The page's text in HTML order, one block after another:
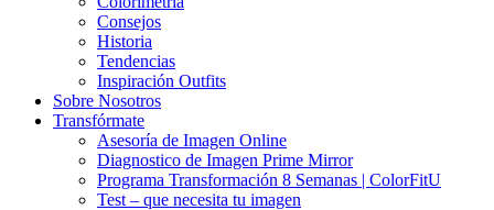
Consejos
Historia
Tendencias
Inspiración Outfits
Sobre Nosotros
Transfórmate
Asesoría de Imagen Online
Diagnostico de Imagen Prime Mirror
Programa Transformación 8 Semanas | ColorFitU
Test – que necesita tu imagen